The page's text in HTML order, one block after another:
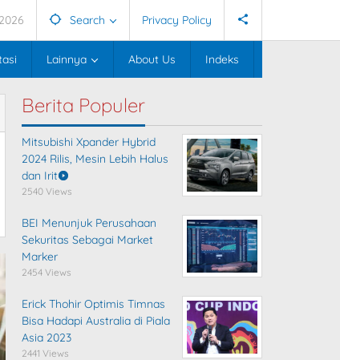
Search Privacy Policy
Lainnya About Us Indeks
Berita Populer
Mitsubishi Xpander Hybrid
2024 Rilis, Mesin Lebih Halus
dan Irit
2540 Views
BEI Menunjuk Perusahaan
Sekuritas Sebagai Market
Marker
2454 Views
Erick Thohir Optimis Timnas
Bisa Hadapi Australia di Piala
Asia 2023
2441 Views